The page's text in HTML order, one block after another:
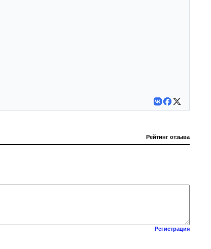
Рейтинг отзыва
Регистрация